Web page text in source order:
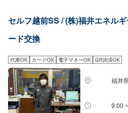
セルフ越前SS / (株)福井エネル
ード交換
代車OK カードOK 電子マネーOK QR決済OK
福井
9:00